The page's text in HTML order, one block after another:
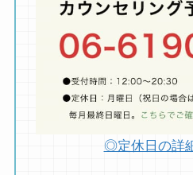
◎定休日の詳